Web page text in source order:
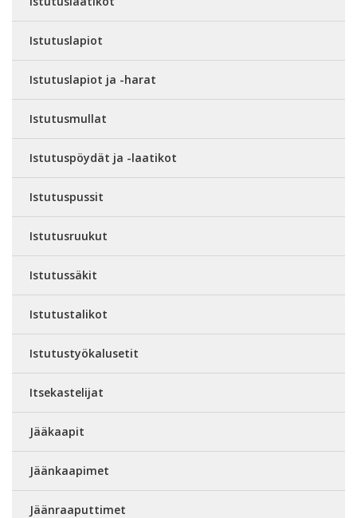
Istutuslapiot
Istutuslapiot ja -harat
Istutusmullat
Istutuspöydät ja -laatikot
Istutuspussit
Istutusruukut
Istutussäkit
Istutustalikot
Istutustyökalusetit
Itsekastelijat
Jääkaapit
Jäänkaapimet
Jäänraaputtimet